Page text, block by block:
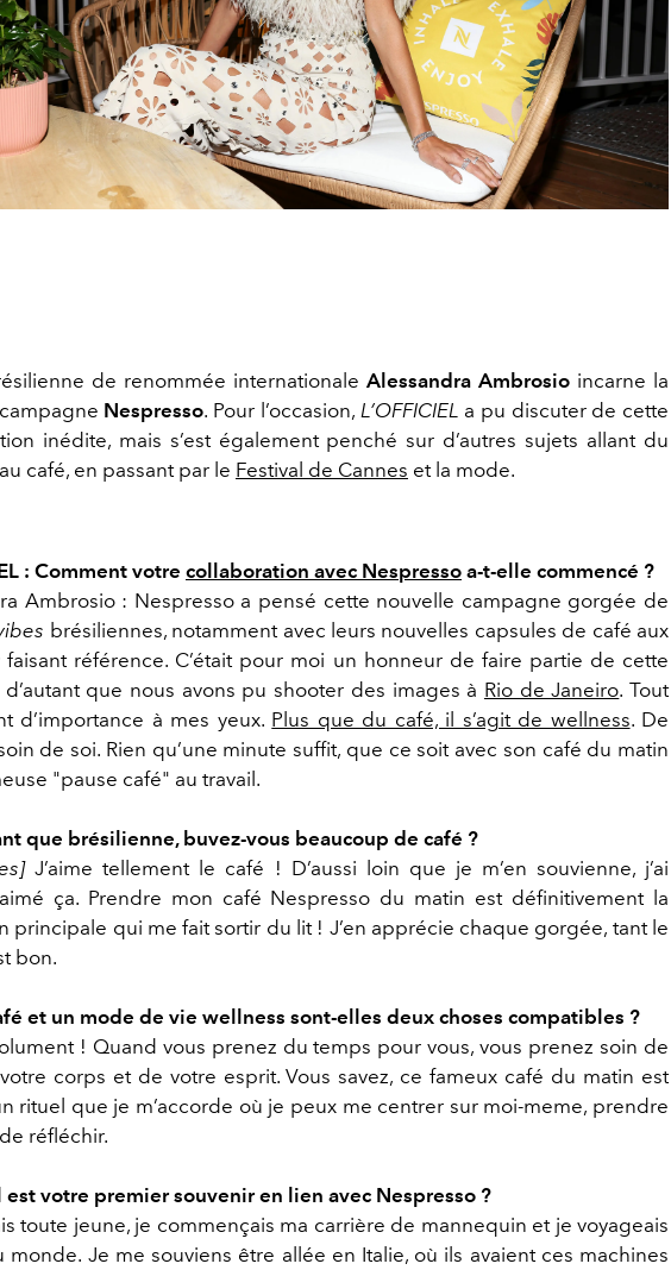
de renommée internationale Alessandra Ambrosio incarne la
Nespresso. Pour l’occasion, L’OFFICIEL a pu discuter de cette
inédite, mais s’est également penché sur d’autres sujets allant du
café, en passant par le Festival de Cannes et la mode.
: Comment votre collaboration avec Nespresso a-t-elle commencé ?
Ambrosio : Nespresso a pensé cette nouvelle campagne gorgée de
brésiliennes, notamment avec leurs nouvelles capsules de café aux
faisant référence. C’était pour moi un honneur de faire partie de cette
d’autant que nous avons pu shooter des images à Rio de Janeiro. Tout
d’importance à mes yeux. Plus que du café, il s’agit de wellness. De
de soi. Rien qu’une minute suffit, que ce soit avec son café du matin
"pause café" au travail.
que brésilienne, buvez-vous beaucoup de café ?
J’aime tellement le café ! D’aussi loin que je m’en souvienne, j’ai
ça. Prendre mon café Nespresso du matin est définitivement la
principale qui me fait sortir du lit ! J’en apprécie chaque gorgée, tant le
bon.
et un mode de vie wellness sont-elles deux choses compatibles ?
! Quand vous prenez du temps pour vous, vous prenez soin de
corps et de votre esprit. Vous savez, ce fameux café du matin est
rituel que je m’accorde où je peux me centrer sur moi-meme, prendre
réfléchir.
est votre premier souvenir en lien avec Nespresso ?
toute jeune, je commençais ma carrière de mannequin et je voyageais
monde. Je me souviens être allée en Italie, où ils avaient ces machines